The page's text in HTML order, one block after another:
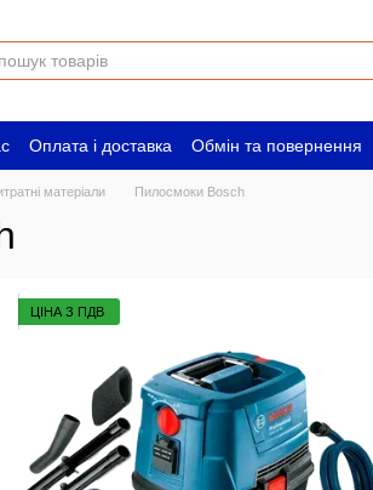
Оплата і доставка Обмін та повернення
Юридичним особам Вакансії
матеріали Пилосмоки Bosch
ЦІНА З ПДВ